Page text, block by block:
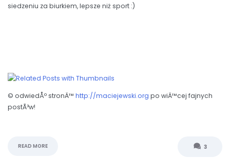
siedzeniu za biurkiem, lepsze niż sport :)
© odwiedÅº stronÄ™ http://maciejewski.org po wiÄ™cej fajnych
postÃ³w!
READ MORE 3